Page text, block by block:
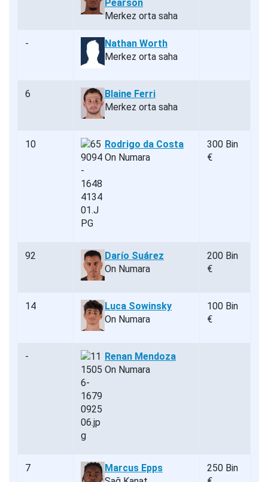
Pearson
Merkez orta saha
-
Nathan Worth
Merkez orta saha
6
Blaine Ferri
Merkez orta saha
10
Rodrigo da Costa
On Numara
300 Bin
€
92
Darío Suárez
On Numara
200 Bin
€
14
Luca Sowinsky
On Numara
100 Bin
€
-
Renan Mendoza
On Numara
7
Marcus Epps
250 Bin